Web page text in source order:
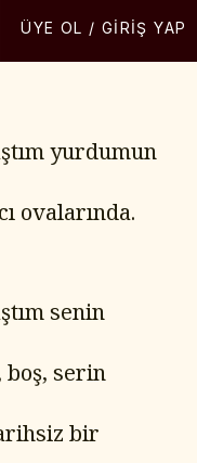
ÜYE OL / GIRIŞ YAP
yurdumun
ovalarında.
senin
serin
bir